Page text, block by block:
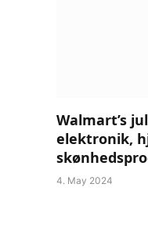
Walmart’s
elektronik,
4. May 2024